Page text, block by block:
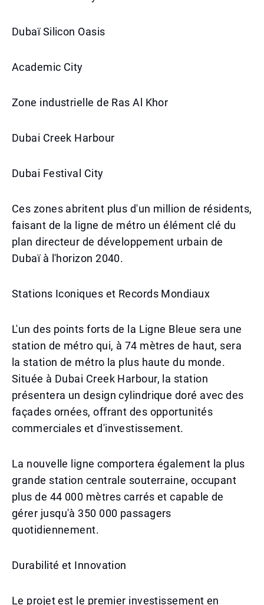
Dubaï Silicon Oasis
Academic City
Zone industrielle de Ras Al Khor
Dubai Creek Harbour
Dubai Festival City
Ces zones abritent plus d'un million de résidents,
faisant de la ligne de métro un élément clé du
plan directeur de développement urbain de
Dubaï à l'horizon 2040.
Stations Iconiques et Records Mondiaux
L'un des points forts de la Ligne Bleue sera une
station de métro qui, à 74 mètres de haut, sera
la station de métro la plus haute du monde.
Située à Dubai Creek Harbour, la station
présentera un design cylindrique doré avec des
façades ornées, offrant des opportunités
commerciales et d'investissement.
La nouvelle ligne comportera également la plus
grande station centrale souterraine, occupant
plus de 44 000 mètres carrés et capable de
gérer jusqu'à 350 000 passagers
quotidiennement.
Durabilité et Innovation
Le projet est le premier investissement en